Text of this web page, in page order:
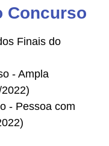
Concurso
Finais do
- Ampla
- Pessoa com